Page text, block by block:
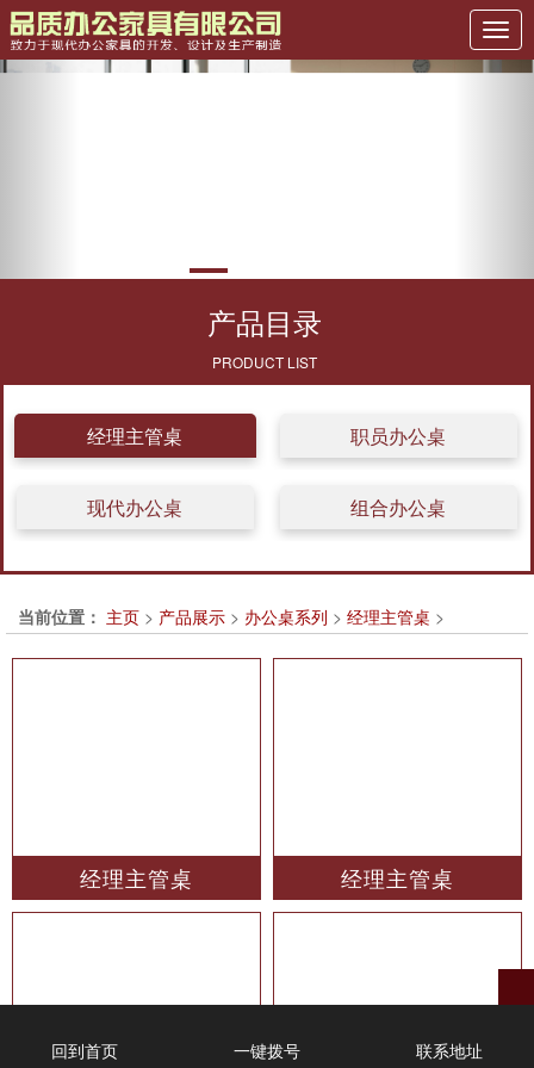
Previous
产品目录
PRODUCT LIST
经理主管桌 职员办公桌
现代办公桌 组合办公桌
当前位置： 主页 > 产品展示 > 办公桌系列 > 经理主管桌 >
经理主管桌 经理主管桌
回到首页 一键拨号 联系地址